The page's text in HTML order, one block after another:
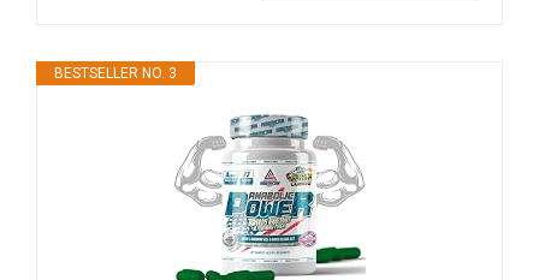
BESTSELLER NO. 3